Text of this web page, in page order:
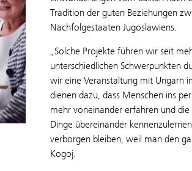
Tradition der guten Beziehungen
Nachfolgestaaten Jugoslawiens.
„Solche Projekte führen wir seit
unterschiedlichen Schwerpunkten
wir eine Veranstaltung mit Ungarn
dienen dazu, dass Menschen ins
mehr voneinander erfahren und
Dinge übereinander
verborgen bleiben, weil man den
Kogoj.